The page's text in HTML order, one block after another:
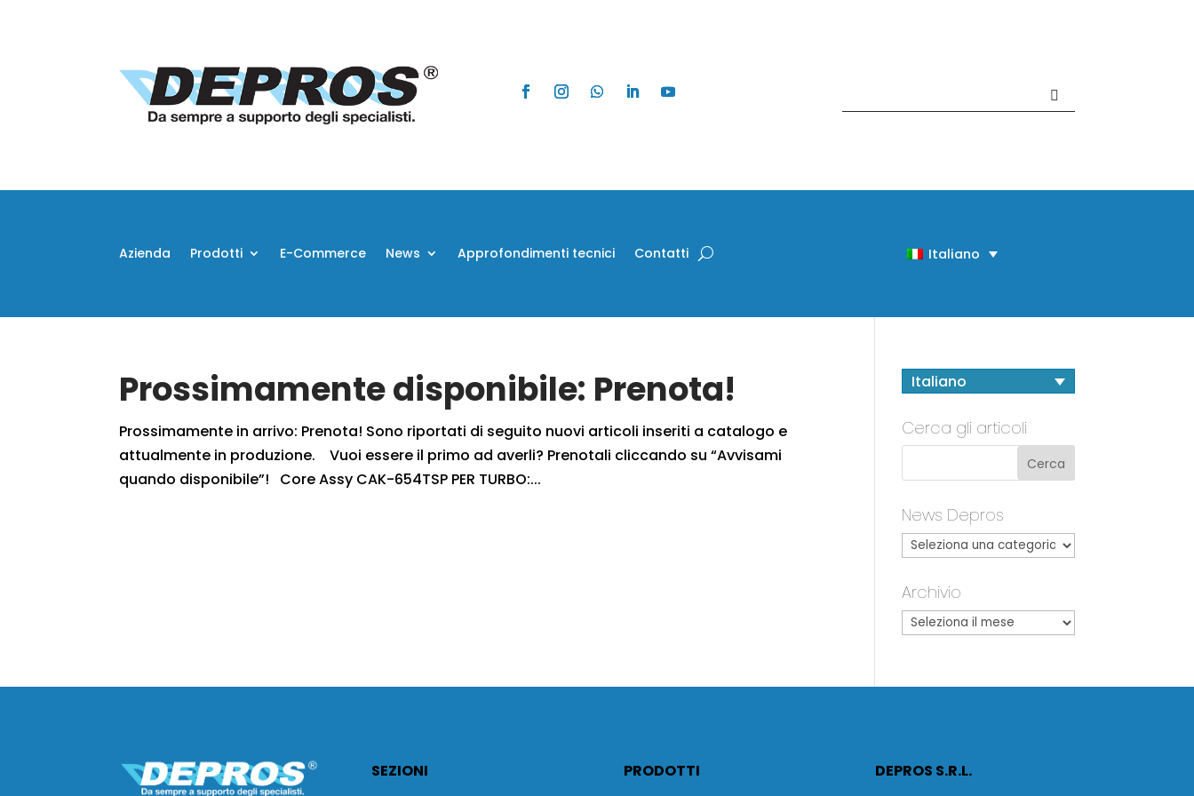
Azienda Prodotti E-Commerce News Approfondimenti tecnici Contatti Italiano
Prossimamente disponibile: Prenota!
Prossimamente in arrivo: Prenota! Sono riportati di seguito nuovi articoli inseriti a catalogo e
attualmente in produzione. Vuoi essere il primo ad averli? Prenotali cliccando su “Avvisami
quando disponibile”! Core Assy CAK-654TSP PER TURBO:...
Italiano
Cerca gli articoli
News Depros
Archivio
SEZIONI
PRODOTTI
DEPROS S.R.L.